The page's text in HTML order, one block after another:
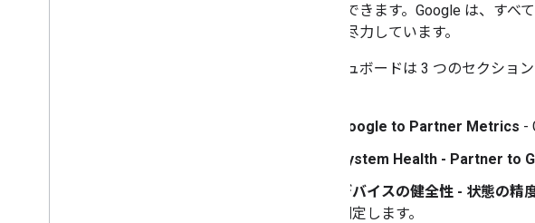
に維持できます。Google は、す
ことに尽力しています。
ダッシュボードは 3 つのセクショ
Google to Partner Metrics -
System Health - Partner to
デバイスの健全性 - 状態の精
測定します。